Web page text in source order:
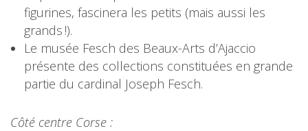
figurines, fascinera les petits (mais aussi les
grands !).
Le musée Fesch des Beaux-Arts d’Ajaccio
présente des collections constituées en grande
partie du cardinal Joseph Fesch.
Côté centre Corse :